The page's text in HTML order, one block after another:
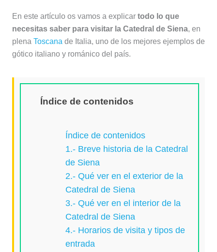
En este artículo os vamos a explicar todo lo que
necesitas saber para visitar la Catedral de Siena, en
plena Toscana de Italia, uno de los mejores ejemplos de
gótico italiano y románico del país.
Índice de contenidos
Índice de contenidos
1.- Breve historia de la Catedral
de Siena
2.- Qué ver en el exterior de la
Catedral de Siena
3.- Qué ver en el interior de la
Catedral de Siena
4.- Horarios de visita y tipos de
entrada